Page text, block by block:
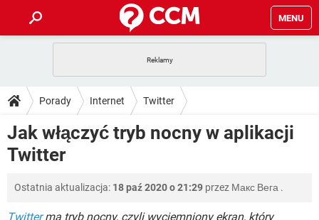
MENU
GRY WHATSAPP
SPOTIFY NETFLIX
INSTAGRAM
PORADY
PlayStation TIKTOK
GRY WHATSAPP
INSTAGRAM FACEBOOK
WINDOWS 10
DO POBRANIA
ANDROID
FORUM
COVID-19 TIKTOK
GRY WHATSAPP
Porady Internet Twitter
Jak włączyć tryb nocny w aplikacji
Twitter
Ostatnia aktualizacja: 18 paź 2020 o 21:29 przez Макс Вега .
Twitterma tryb nocny, czyli wyciemniony ekran, który